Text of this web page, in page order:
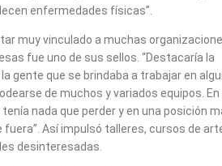
enfermedades físicas”.
muy vinculado a muchas
fue uno de sus sellos. “Destacaría la
gente que se brindaba a trabajar en
de muchos y variados equipos. En
nada que perder y en una posición
fuera”. Así impulsó talleres, cursos de
desinteresadas.